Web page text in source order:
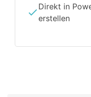
Direkt in
erstellen